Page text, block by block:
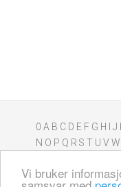
Vi bruker
0 A B C D E F G H J
N O P Q R S T U V W